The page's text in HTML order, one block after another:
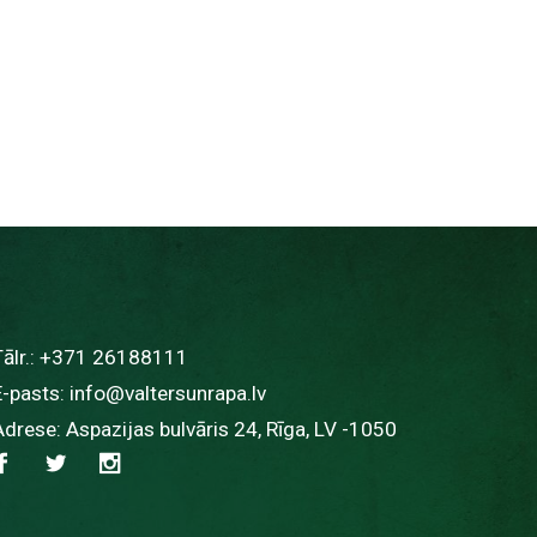
+371 26188111
pasts: info@valtersunrapa.lv
Aspazijas bulvāris 24, Rīga, LV -1050